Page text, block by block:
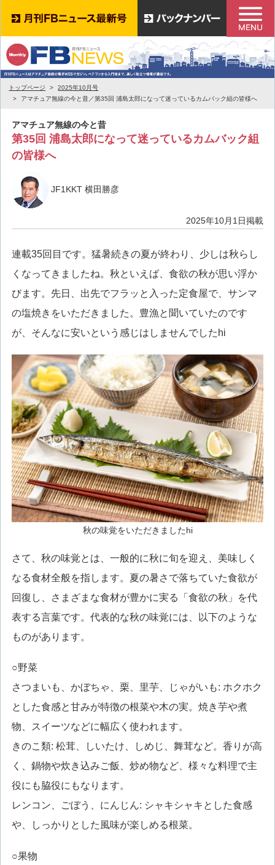
トップページ
2025年10月号
アマチュア無線の今と昔／第35回 浦島太郎になって迷っているカムバック組の皆様へ
アマチュア無線の今と昔
第35回 浦島太郎になって迷っているカムバック組
の皆様へ
JF1KKT 横田勝彦
2025年10月1日掲載
連載35回目です。猛暑続きの夏が終わり、少しは秋らし
くなってきましたね。秋といえば、食欲の秋が思い浮か
びます。先日、出先でフラッと入った定食屋で、サンマ
の塩焼きをいただきました。豊漁と聞いていたのです
が、そんなに安いという感じはしませんでしたhi
秋の味覚をいただきましたhi
さて、秋の味覚とは、一般的に秋に旬を迎え、美味しく
なる食材全般を指します。夏の暑さで落ちていた食欲が
回復し、さまざまな食材が豊かに実る「食欲の秋」を代
表する言葉です。代表的な秋の味覚には、以下のような
ものがあります。
○野菜
さつまいも、かぼちゃ、栗、里芋、じゃがいも: ホクホク
とした食感と甘みが特徴の根菜や木の実。焼き芋や煮
物、スイーツなどに幅広く使われます。
きのこ類: 松茸、しいたけ、しめじ、舞茸など。香りが高
く、鍋物や炊き込みご飯、炒め物など、様々な料理で主
役にも脇役にもなります。
レンコン、ごぼう、にんじん: シャキシャキとした食感
や、しっかりとした風味が楽しめる根菜。
○果物